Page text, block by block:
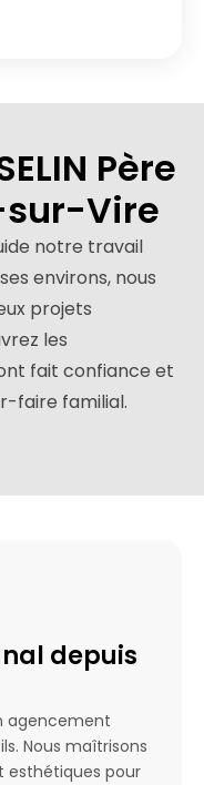
Père
sur-Vire
notre travail
environs, nous
projets
les
fait confiance et
faire familial.
depuis
agencement
Nous maîtrisons
esthétiques pour